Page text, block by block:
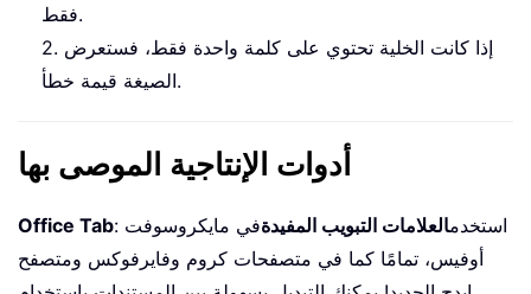
فقط.
2. إذا كانت الخلية تحتوي على كلمة واحدة فقط، فستعرض
الصيغة قيمة خطأ.
أدوات الإنتاجية الموصى بها
Office Tab : استخدمالعلامات التبويب المفيدةفي مايكروسوفت
أوفيس، تمامًا كما في متصفحات كروم وفايرفوكس ومتصفح